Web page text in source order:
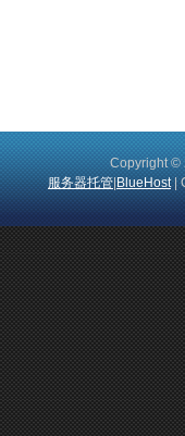
Copyright ©
服务器托管| BlueHost|